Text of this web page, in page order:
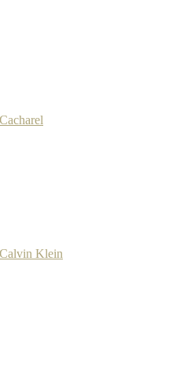
Cacharel
Calvin Klein